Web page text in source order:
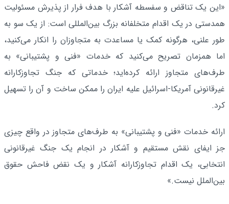
«این یک تناقض و سفسطه آشکار با هدف فرار از پذیرش مسئولیت
همدستی در یک اقدام متخلفانه بزرگ بین‌المللی است: از یک سو به
طور علنی، هرگونه کمک یا مساعدت به متجاوزان را انکار می‌کنید،
اما همزمان تصریح می‌کنید که خدمات «فنی و پشتیبانی» به
طرف‌های متجاوز ارائه کرده‌اید؛ خدماتی که جنگ تجاوزکارانه
غیرقانونی آمریکا-اسرائیل علیه ایران را ممکن ساخت و آن را تسهیل
کرد.
ارائه خدمات «فنی و پشتیبانی» به طرف‌های متجاوز در واقع چیزی
جز ایفای نقش مستقیم و آشکار در انجام یک جنگ غیرقانونی
انتخابی، یک اقدام تجاوزکارانه آشکار و یک نقض فاحش حقوق
بین‌الملل نیست.»